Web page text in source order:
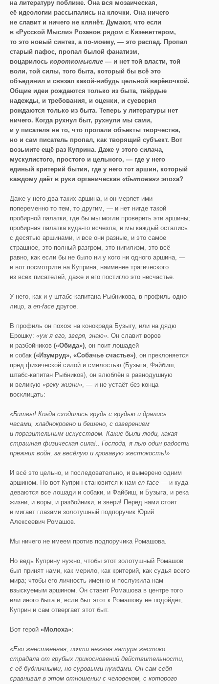
на литературу поближе. Она вся мозаическая,
её идеологии рассыпались на клочки. Она ничего
не славит и ничего не клянёт. Думают, что если
в «Русской Мысли» Розанов рядом с Кизеветтером,
то это новый синтез, а по-моему, — это распад. Пропал
старый пафос, пропал былой фанатизм,
воцарилось короткомыслие — и нет той власти, той
воли, той силы, того быта, который бы всё это
объединил и связал какой-нибудь цельной верёвочкой.
Общие идеи рождаются только из быта, твёрдые
надежды, и требования, и оценки, и суеверия
рождаются только из быта. Теперь у литературы нет
ничего. Когда рухнул быт, рухнули мы сами,
и у писателя не то, что пропали объекты творчества,
но и сам писатель пропал, как творящий субъект. Вот
возьмите ещё раз Куприна. Даже у этого силача,
мускулистого, простого и цельного, — где у него
единый критерий бытия, где у него тот аршин, который
каждому даёт в руки органическая «бытовая» эпоха?
Даже у него два таких аршина, и он меряет ими
попеременно то тем, то другим, — и нет нигде такой
пробирной палатки, где бы мы могли проверить эти аршины;
пробирная палатка куда-то исчезла, и мы каждый остались
с десятью аршинами, и все они разные, и это самое
страшное, это полный разгром, это нигилизм, это всё
равно, как если бы не было ни у кого ни одного аршина, —
и вот посмотрите на Куприна, наименее трагического
из всех писателей, даже и его постигло это несчастье.
У него, как и у штабс-капитана Рыбникова, в профиль одно
лицо, а en-face другое.
В профиль он похож на конокрада Бузыгу, или на дядю
Ерошку: «уж я его, зверя, знаю». Он славит воров
и разбойников («Обида»), он поит лошадей
и собак («Изумруд», «Собачье счастье»), он преклоняется
пред физической силой и смелостью (Бузыга, Файбиш,
штабс-капитан Рыбников), он влюблён в равнодушную
и великую «реку жизни», — и не устаёт без конца
восклицать:
«Битвы! Когда сходились грудь с грудью и дрались
часами, хладнокровно и бешено, с озверением
и поразительным искусством. Какие были люди, какая
страшная физическая сила!.. Господа, я пью один радость
прежних войн, за весёлую и кровавую жестокость!»
И всё это цельно, и последовательно, и вымерено одним
аршином. Но вот Куприн становится к нам en-face — и куда
деваются все лошади и собаки, и Файбиш, и Бузыга, и река
жизни, и воры, и разбойники, и звери! Перед нами стоит
и мигает глазами золотушный подпоручик Юрий
Алексеевич Ромашов.
Мы ничего не имеем против подпоручика Ромашова.
Но ведь Куприну нужно, чтобы этот золотушный Ромашов
был принят нами, как мерило, как критерий, как судья всего
мира; чтобы его личность именно и послужила нам
взыскуемым аршином. Он ставит Ромашова в центре того
или иного быта и, если быт этот к Ромашову не подойдёт,
Куприн и сам отвергает этот быт.
Вот герой «Молоха»:
«Его женственная, почти нежная натура жестоко
страдала от грубых прикосновений действительности,
с её будничными, но суровыми нуждами. Он сам себя
сравнивал в этом отношении с человеком, с которого